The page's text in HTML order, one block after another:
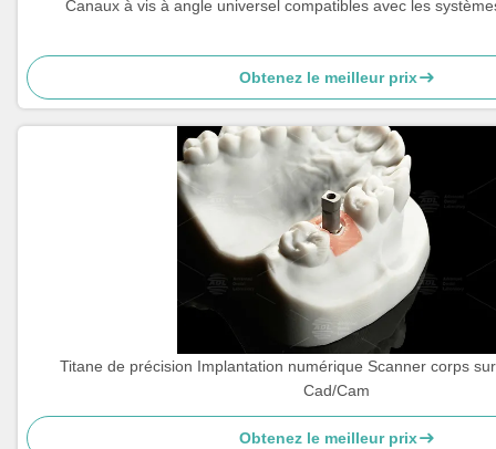
Canaux à vis à angle universel compatibles avec les
Obtenez le meilleur prix
Titane de précision Implantation numérique Scanner corps
Cad/Cam
Obtenez le meilleur prix